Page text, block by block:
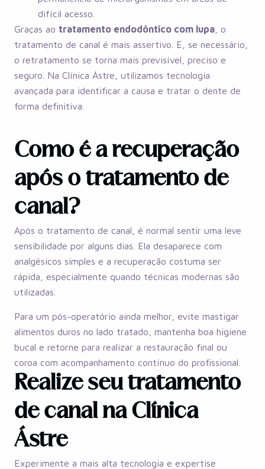
difícil acesso.
Graças ao tratamento endodôntico com lupa , o
tratamento de canal é mais assertivo. E, se necessário,
o retratamento se torna mais previsível, preciso e
seguro. Na Clínica Ástre, utilizamos tecnologia
avançada para identificar a causa e tratar o dente de
forma definitiva.
Como é a recuperação
após o tratamento de
canal?
Após o tratamento de canal, é normal sentir uma leve
sensibilidade por alguns dias. Ela desaparece com
analgésicos simples e a recuperação costuma ser
rápida, especialmente quando técnicas modernas são
utilizadas.
Para um pós-operatório ainda melhor, evite mastigar
alimentos duros no lado tratado, mantenha boa higiene
bucal e retorne para realizar a restauração final ou
coroa com acompanhamento contínuo do profissional.
Realize seu tratamento
de canal na Clínica
Ástre
Experimente a mais alta tecnologia e expertise